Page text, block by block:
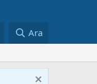
Ara